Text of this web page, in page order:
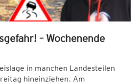
– Wochenende
in manchen Landesteilen
hineinziehen. Am